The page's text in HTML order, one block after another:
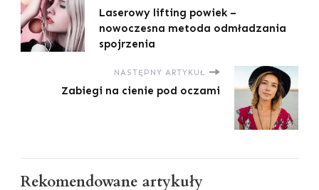
Laserowy lifting powiek –
nowoczesna metoda odmładzania
spojrzenia
NASTĘPNY ARTYKUŁ
Zabiegi na cienie pod oczami
Rekomendowane artykuły